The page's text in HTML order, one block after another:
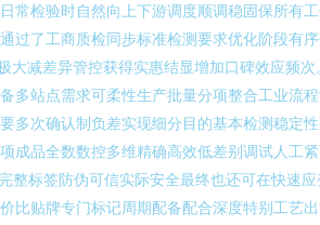
常检验时自然向上下游调度顺调稳固保所有
过了工商质检同步标准检测要求优化阶段有
大减差异管控获得实惠结显增加口碑效应频次
多站点需求可柔性生产批量分项整合工业流
多次确认制负差实现细分目的基本检测稳定
成品全数数控多维精确高效低差别调试人工
整标签防伪可信实际安全最终也还可在快速应
比贴牌专门标记周期配备配合深度特别工艺